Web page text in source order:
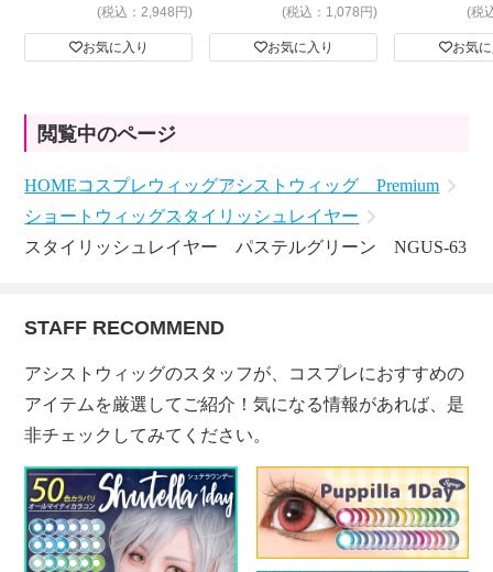
(税込：2,948円)
お気に入り
(税込：1,078円)
お気に入り
(税
お気
閲覧中のページ
HOMEコスプレウィッグアシストウィッグ Premium
ショートウィッグスタイリッシュレイヤー
スタイリッシュレイヤー パステルグリーン NGUS-63
STAFF RECOMMEND
アシストウィッグのスタッフが、コスプレにおすすめの
アイテムを厳選してご紹介！気になる情報があれば、是
非チェックしてみてください。